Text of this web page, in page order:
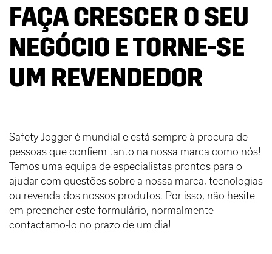
FAÇA CRESCER O SEU
NEGÓCIO E TORNE-SE
UM REVENDEDOR
Safety Jogger é mundial e está sempre à procura de
pessoas que confiem tanto na nossa marca como nós!
Temos uma equipa de especialistas prontos para o
ajudar com questões sobre a nossa marca, tecnologias
ou revenda dos nossos produtos. Por isso, não hesite
em preencher este formulário, normalmente
contactamo-lo no prazo de um dia!